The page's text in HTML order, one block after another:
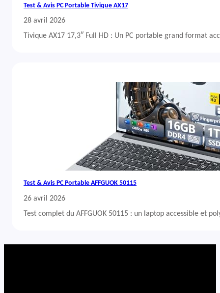
Test & Avis PC Portable Tivique AX17
28 avril 2026
Tivique AX17 17,3″ Full HD : Un PC portable grand format
Test & Avis PC Portable AFFGUOK 50115
26 avril 2026
Test complet du AFFGUOK 50115 : un laptop accessible